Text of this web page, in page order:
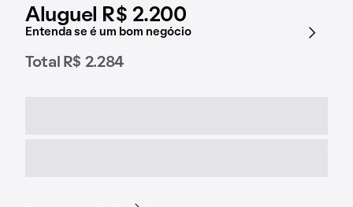
Aluguel R$ 2.200
Entenda se é um bom negócio
Total R$ 2.284